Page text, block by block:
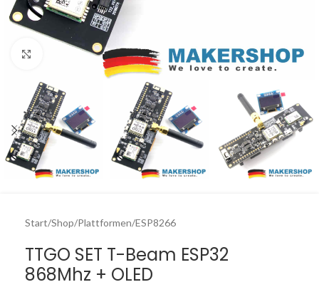
Click to enlarge
Start/Shop/Plattformen/ESP8266
TTGO SET T-Beam ESP32
868Mhz + OLED